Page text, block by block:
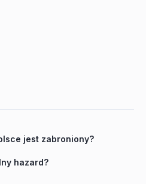
jest zabroniony?
hazard?